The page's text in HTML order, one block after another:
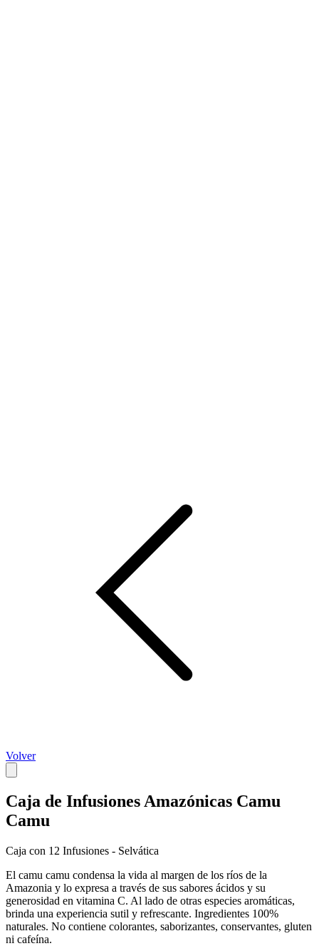
Volver
Caja de Infusiones Amazónicas Camu
Camu
Caja con 12 Infusiones - Selvática
El camu camu condensa la vida al margen de los ríos de la
Amazonia y lo expresa a través de sus sabores ácidos y su
generosidad en vitamina C. Al lado de otras especies aromáticas,
brinda una experiencia sutil y refrescante. Ingredientes 100%
naturales. No contiene colorantes, saborizantes, conservantes, gluten
ni cafeína.